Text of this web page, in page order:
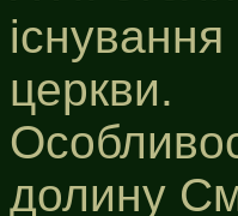
церкви.
долину